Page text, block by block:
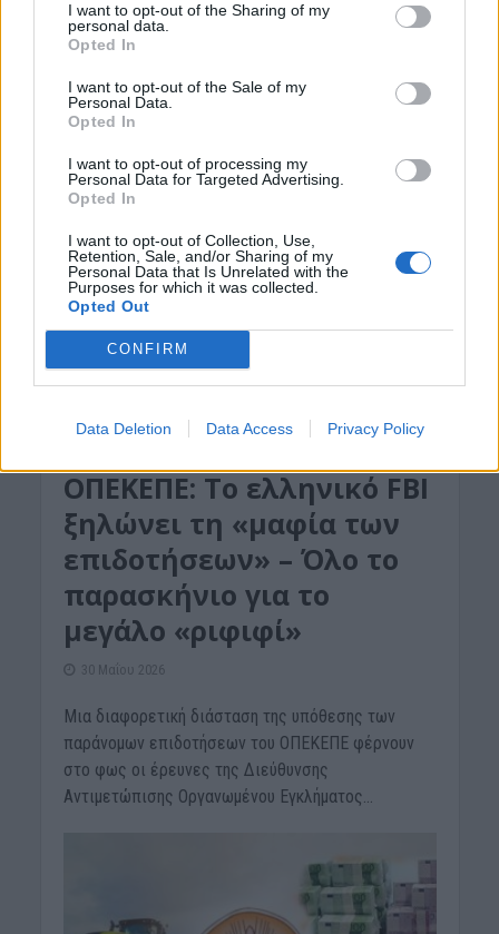
I want to opt-out of the Sharing of my
personal data.
Opted In
I want to opt-out of the Sale of my
Personal Data.
Opted In
I want to opt-out of processing my
Personal Data for Targeted Advertising.
Opted In
I want to opt-out of Collection, Use,
Retention, Sale, and/or Sharing of my
Personal Data that Is Unrelated with the
Purposes for which it was collected.
Opted Out
CONFIRM
Data Deletion Data Access Privacy Policy
31 Μαΐου 2026
από τους σημαντικότερους παράγοντες για τη
σωστή ανάπτυξη της ελιάς, τη σταθερή παραγωγή
ΟΠΕΚΕΠΕ: Το ελληνικό FBI
ξηλώνει τη «μαφία των
επιδοτήσεων» – Όλο το
παρασκήνιο για το
μεγάλο «ριφιφί»
30 Μαΐου 2026
Μια διαφορετική διάσταση της υπόθεσης των
παράνομων επιδοτήσεων του ΟΠΕΚΕΠΕ φέρνουν
στο φως οι έρευνες της Διεύθυνσης
Αντιμετώπισης Οργανωμένου Εγκλήματος...